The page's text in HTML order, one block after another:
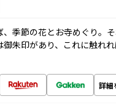
季節の花とお寺めぐり。
御朱印があり、これに触れ
詳細